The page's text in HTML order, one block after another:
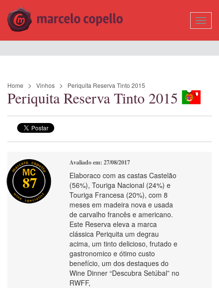
Home Vinhos Periquita Reserva Tinto 2015
Periquita Reserva Tinto 2015
87
Avaliado em: 27/08/2017
Elaboraco com as castas Castelão
(56%), Touriga Nacional (24%) e
Touriga Francesa (20%), com 8
meses em madeira nova e usada
de carvalho francês e americano.
Este Reserva eleva a marca
clássica Periquita um degrau
acima, um tinto delicioso, frutado e
gastronomico e ótimo custo
benefício, um dos destaques do
Wine Dinner “Descubra Setúbal” no
RWFF,